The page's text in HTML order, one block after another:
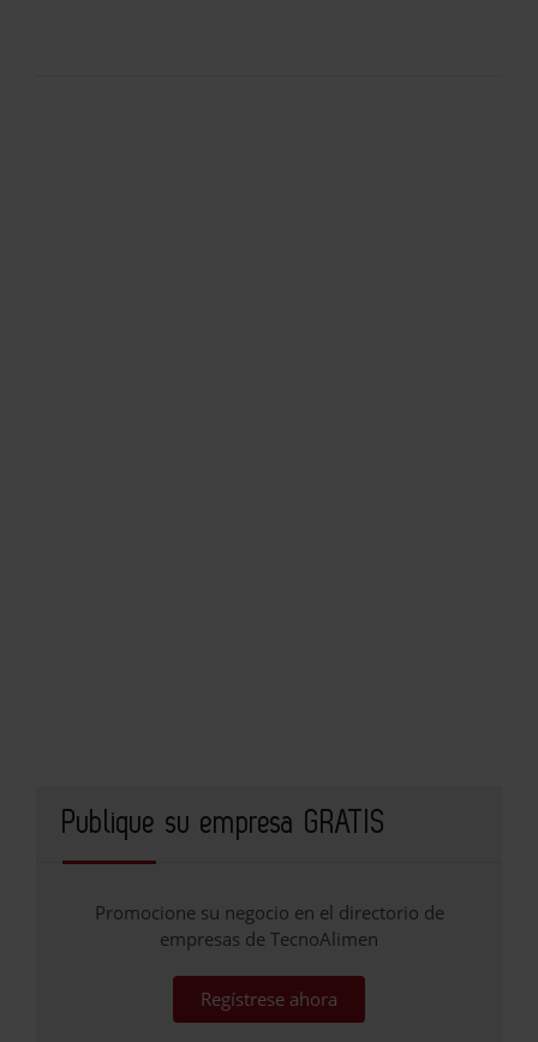
Publique su empresa GRATIS
Promocione su negocio en el directorio de
empresas de TecnoAlimen
Regístrese ahora